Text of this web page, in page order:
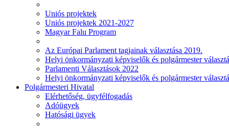
Uniós projektek
Uniós projektek 2021-2027
Magyar Falu Program
Az Európai Parlament tagjainak választása 2019.
Helyi önkormányzati képviselők és polgármester
Parlamenti Választások 2022
Helyi önkormányzati képviselők és polgármester
Polgármesteri Hivatal
Elérhetőség, ügyfélfogadás
Adóügyek
Hatósági ügyek